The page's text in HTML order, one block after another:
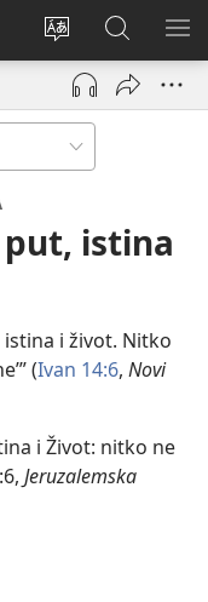
Promijeni
jezik
Prijava
(otvara
prozor)
JW.ORG
|
Pretraga
put, istina
istina i život. Nitko
(Ivan 14:6, Novi
i Život: nitko ne
Jeruzalemska